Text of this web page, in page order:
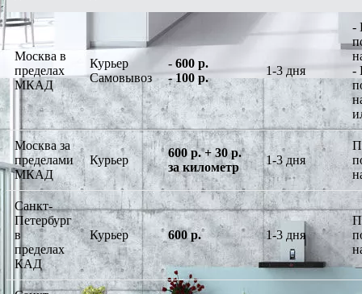
Москва в
пределах
МКАД
Курьер
Самовывоз
- 600 р.
-100 р.
1-3 дня
-
-
Москва за
пределами
МКАД
Курьер
600 р. + 30 р.
за километр
1-3 дня
Санкт-
Петербург
в
пределах
КАД
Курьер 600 р. 1-3 дня